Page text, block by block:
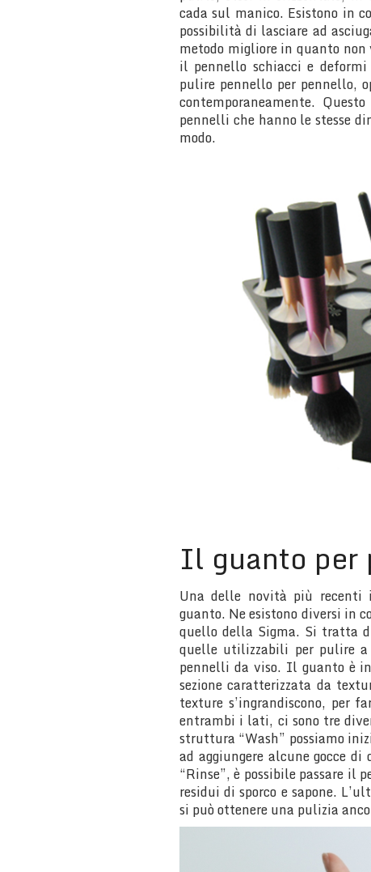
cada sul manico. Esistono in
possibilità di lasciare ad
metodo migliore in quanto
il pennello schiacci e
pulire pennello per pennello,
contemporaneamente.
pennelli che hanno le stesse
modo.
Il guanto
Una delle novità più
guanto. Ne esistono diversi in
quello della Sigma. Si tratta
quelle utilizzabili per pulire
pennelli da viso. Il guanto è
sezione caratterizzata da
texture s’ingrandiscono, per
entrambi i lati, ci sono tre
struttura “Wash” possiamo
ad aggiungere alcune gocce
“Rinse”, è possibile passare
residui di sporco e sapone.
si può ottenere una pulizia